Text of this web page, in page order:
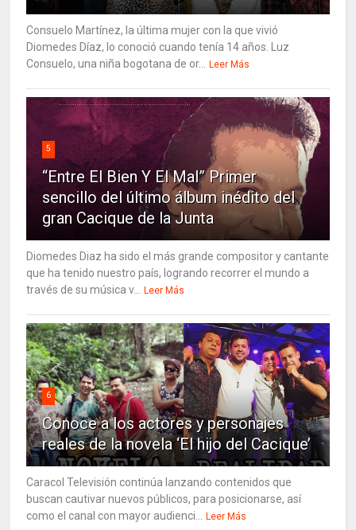
Consuelo Martínez, la última mujer con la que vivió
Diomedes Díaz, lo conoció cuando tenía 14 años. Luz
Consuelo, una niña bogotana de or...
Leer Más
5
“Entre El Bien Y El Mal” Primer
sencillo del último álbum inédito del
gran Cacique de la Junta
Diomedes Diaz ha sido el más grande compositor y cantante
que ha tenido nuestro país, logrando recorrer el mundo a
través de su música v...
Leer Más
6
Conoce a los actores y personajes
reales de la novela ‘El hijo del Cacique’
Caracol Televisión continúa lanzando contenidos que
buscan cautivar nuevos públicos, para posicionarse, así
como el canal con mayor audienci...
Leer Más